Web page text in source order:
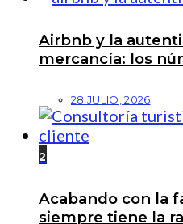
Airbnb y la
mercancía: los
28 JULIO, 2026
2
Acabando con la
siempre tiene la